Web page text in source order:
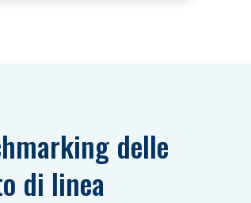
delle
di linea